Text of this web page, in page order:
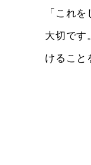
「これ
大切です
けること